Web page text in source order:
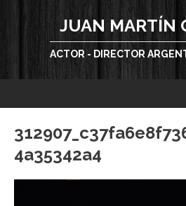
JUAN MARTÍN
ACTOR - DIRECTOR
4a35342a4